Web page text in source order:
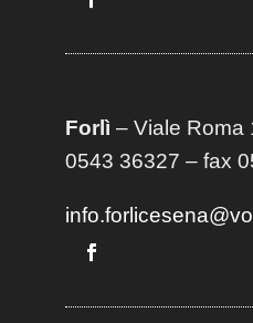
Forlì – Viale Roma
0543 36327 – fax